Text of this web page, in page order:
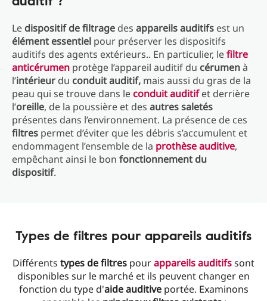
Le dispositif de filtrage des appareils auditifs est un
élément essentiel pour préserver les dispositifs
auditifs des agents extérieurs.. En particulier, lefiltre
anticérumen protège l’appareil auditif du cérumenà
l’intérieur du conduit auditif, mais aussi du gras de la
peau qui se trouve dans leconduit auditifet derrière
l’oreille, de la poussière et des autres saletés
présentes dans l’environnement. La présence de ces
filtres permet d’éviter que les débris s’accumulent et
endommagent l’ensemble de la prothèse auditive,
empêchant ainsi le bon fonctionnement du
dispositif.
Types de filtres pour appareils auditifs
Différents types de filtres pourappareils auditifssont
disponibles sur le marché et ils peuvent changer en
fonction du type d'aide auditiveportée. Examinons